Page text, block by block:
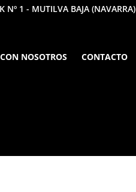
Nº 1 - MUTILVA BAJA (NAVARRA)
NOSOTROS CONTACTO